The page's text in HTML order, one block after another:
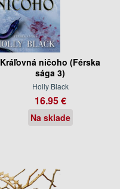
Kráľovná ničoho (Férska
sága 3)
Holly Black
16.95 €
Na sklade